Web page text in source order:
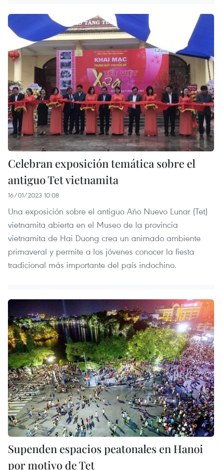
Celebran exposición temática sobre el
antiguo Tet vietnamita
16/01/2023 10:08
Una exposición sobre el antiguo Año Nuevo Lunar (Tet)
vietnamita abierta en el Museo de la provincia
vietnamita de Hai Duong crea un animado ambiente
primaveral y permite a los jóvenes conocer la fiesta
tradicional más importante del país indochino.
Supenden espacios peatonales en Hanoi
por motivo de Tet